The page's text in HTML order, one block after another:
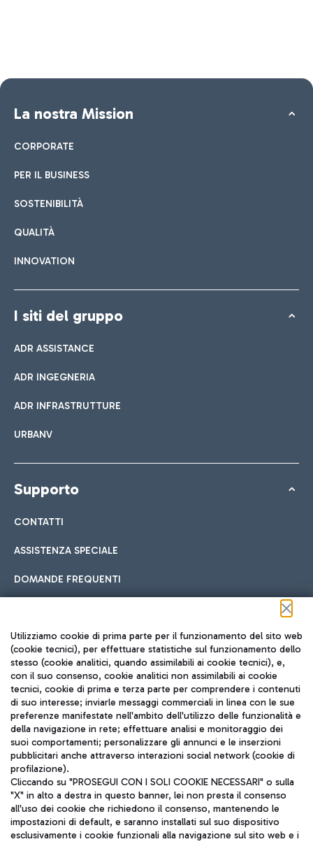
La nostra Mission
CORPORATE
PER IL BUSINESS
SOSTENIBILITÀ
QUALITÀ
INNOVATION
I siti del gruppo
ADR ASSISTANCE
ADR INGEGNERIA
ADR INFRASTRUTTURE
URBANV
Supporto
CONTATTI
ASSISTENZA SPECIALE
DOMANDE FREQUENTI
Seguici sui social
TRAVEL JOURNAL
ITA
Utilizziamo cookie di prima parte per il funzionamento del sito web
(cookie tecnici), per effettuare statistiche sul funzionamento dello
stesso (cookie analitici, quando assimilabili ai cookie tecnici), e,
con il suo consenso, cookie analitici non assimilabili ai cookie
tecnici, cookie di prima e terza parte per comprendere i contenuti
di suo interesse; inviarle messaggi commerciali in linea con le sue
preferenze manifestate nell'ambito dell'utilizzo delle funzionalità e
della navigazione in rete; effettuare analisi e monitoraggio dei
suoi comportamenti; personalizzare gli annunci e le inserzioni
pubblicitari anche attraverso interazioni social network (cookie di
profilazione).
Cliccando su "PROSEGUI CON I SOLI COOKIE NECESSARI" o sulla
"X" in alto a destra in questo banner, lei non presta il consenso
all'uso dei cookie che richiedono il consenso, mantenendo le
impostazioni di default, e saranno installati sul suo dispositivo
esclusivamente i cookie funzionali alla navigazione sul sito web e i